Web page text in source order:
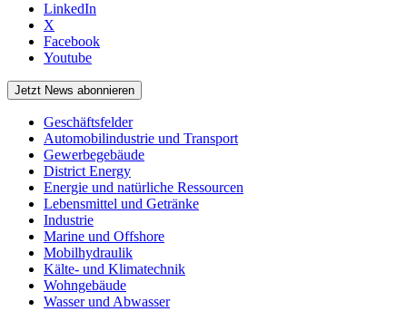
LinkedIn
X
Facebook
Youtube
Jetzt News abonnieren
Geschäftsfelder
Automobilindustrie und Transport
Gewerbegebäude
District Energy
Energie und natürliche Ressourcen
Lebensmittel und Getränke
Industrie
Marine und Offshore
Mobilhydraulik
Kälte- und Klimatechnik
Wohngebäude
Wasser und Abwasser